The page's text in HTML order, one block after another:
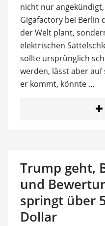
nicht nur
Gigafactory bei Berlin
der Welt plant,
elektrischen
sollte ursprünglich
werden, lässt aber
er kommt, könnte …
Trump geht,
und
springt über
Dollar